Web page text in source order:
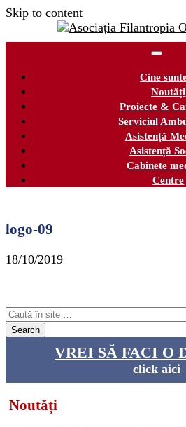
Skip to content
Cine
Noutăți
Proiecte &
Serviciul
Asistență
Asistență
Cabinete
Centre
logo-09
18/10/2019
VREI SĂ FACI O
click aici
Noutăți